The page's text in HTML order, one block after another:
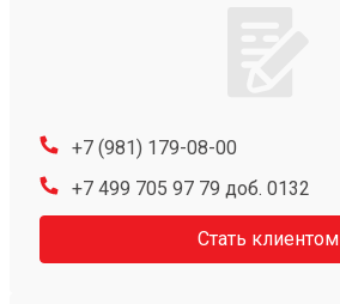
+7 (981) 179-08-00
+7 499 705 97 79 доб. 0132
Стать клиентом